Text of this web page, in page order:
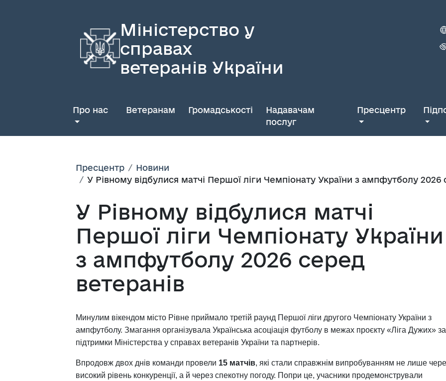
Міністерство у
справах
ветеранів України
Про нас Ветеранам Громадськості
Надавачам
послуг
Пресцентр
Пресцентр
Новини
У Рівному відбулися матчі Першої ліги Чемпіонату України з ампфутболу 2026
У Рівному відбулися матчі
Першої ліги Чемпіонату України
з ампфутболу 2026 серед
ветеранів
Минулим вікендом місто Рівне приймало третій раунд Першої ліги другого Чемпіонату України з
ампфутболу. Змагання організувала Українська асоціація футболу в межах проєкту «Ліга Дужих» за
підтримки Міністерства у справах ветеранів України та партнерів.
Впродовж двох днів команди провели 15 матчів, які стали справжнім випробуванням не лише
високий рівень конкуренції, а й через спекотну погоду. Попри це, учасники продемонстрували